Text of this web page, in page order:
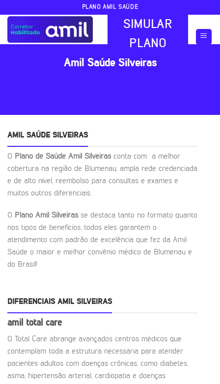
content
PLANO AMIL SAÚDE
SIMULAR
PLANO
Amil Saúde Silveiras
AMIL SAÚDE SILVEIRAS
O Plano de Saúde Amil Silveiras conta com a melhor
cobertura na região de Blumenau, ampla rede credenciada
e de alto nível, reembolso para consultas e exames e
muitos outros diferenciais.
O Plano Amil Silveiras se destaca tanto no formato quanto
nos tipos de benefícios, todos eles garantem o
atendimento com padrão de excelência que fez da Amil
Saúde o maior e melhor convênio médico de Blumenau e
do Brasil!
DIFERENCIAIS AMIL SILVEIRAS
amil total care
O Total Care abrange avançados centros médicos que
contemplam toda a estrutura necessária para atender
pacientes adultos com doenças crônicas, como diabetes,
asma, hipertensão arterial, cardiopatia e doenças